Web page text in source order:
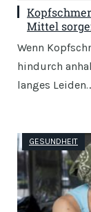
Mittel
Wenn
hindurch
langes
GESUNDHEIT